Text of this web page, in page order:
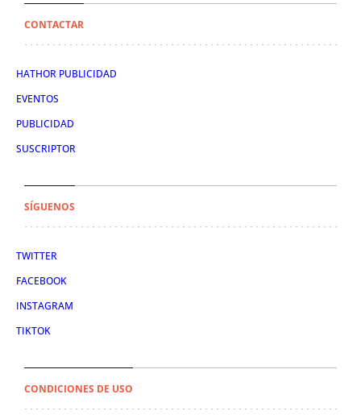
CONTACTAR
HATHOR PUBLICIDAD
EVENTOS
PUBLICIDAD
SUSCRIPTOR
SÍGUENOS
TWITTER
FACEBOOK
INSTAGRAM
TIKTOK
CONDICIONES DE USO